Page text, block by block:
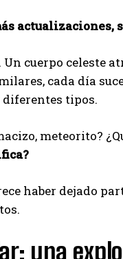
actualizaciones,
Un cuerpo celeste
cada día
diferentes tipos.
meteorito?
haber dejado
una